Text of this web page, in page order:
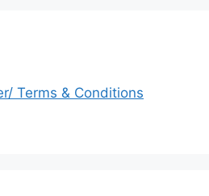
Terms & Conditions